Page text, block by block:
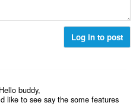
Log in to post
buddy,
like to see say the some features